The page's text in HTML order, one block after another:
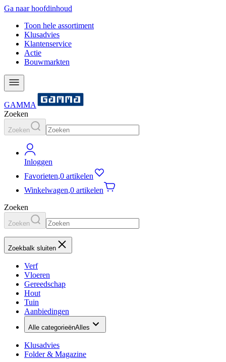
Ga naar hoofdinhoud
Toon hele assortiment
Klusadvies
Klantenservice
Actie
Bouwmarkten
GAMMA
Zoeken
Zoeken
Inloggen
Favorieten,0 artikelen
Winkelwagen,0 artikelen
Zoeken
Zoeken
Zoekbalk sluiten
Verf
Vloeren
Gereedschap
Hout
Tuin
Aanbiedingen
Alle categorieënAlles
Klusadvies
Folder & Magazine